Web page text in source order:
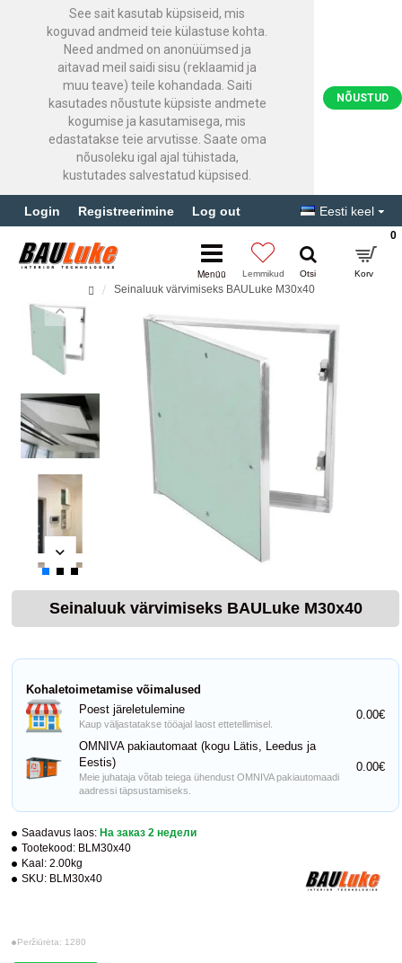
See sait kasutab küpsiseid, mis
koguvad andmeid teie külastuse kohta.
Need andmed on anonüümsed ja
aitavad meil saidi sisu (reklaamid ja
muu teave) teile kohandada. Saiti
kasutades nõustute küpsiste andmete
kogumise ja kasutamisega, mis
edastatakse teie arvutisse. Saate oma
nõusoleku igal ajal tühistada,
kustutades salvestatud küpsised.
NÕUSTUD
Login Registreerimine Log out Eesti keel
0
Seinaluuk värvimiseks BAULuke M30x40
Seinaluuk värvimiseks BAULuke M30x40
Saadavus laos: На заказ 2 недели
Tootekood: BLM30x40
Kaal: 2.00kg
SKU: BLM30x40
Peržiūrėta: 1280
Kohaletoimetamise võimalused
Poest järeletulemine
Kaup väljastatakse tööajal laost ettetellimisel.
0.00€
OMNIVA pakiautomaat (kogu Lätis, Leedus ja
Eestis)
Meie juhataja võtab teiega ühendust OMNIVA pakiautomaadi
aadressi täpsustamiseks.
0.00€